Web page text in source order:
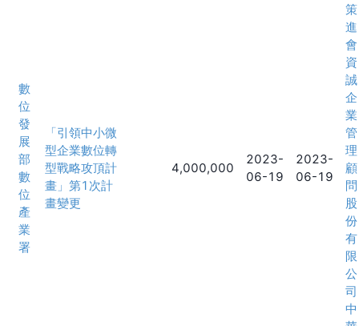
數
位
發
展
部
數
位
產
業
署
「引領中小微
型企業數位轉
型戰略攻頂計
畫」第1次計
畫變更
4,000,000
2023-
06-19
2023-
06-19
策
進
會
資
誠
企
業
管
理
顧
問
股
份
有
限
公
司
中